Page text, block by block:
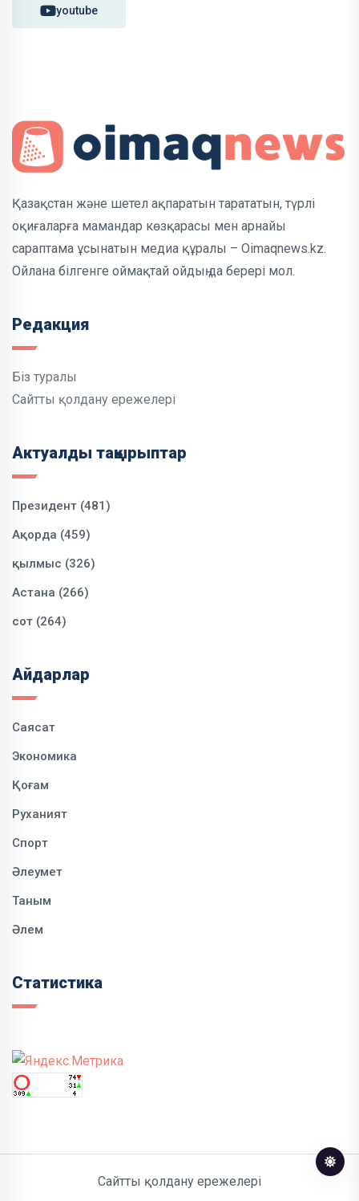
youtube
Қазақстан және шетел ақпаратын тарататын, түрлі
оқиғаларға мамандар көзқарасы мен арнайы
сараптама ұсынатын медиа құралы – Oimaqnews.kz.
Ойлана білгенге оймақтай ойдың да берері мол.
Редакция
Біз туралы
Сайтты қолдану ережелері
Актуалды тақырыптар
Президент (481)
Ақорда (459)
қылмыс (326)
Астана (266)
сот (264)
Айдарлар
Саясат
Экономика
Қоғам
Руханият
Спорт
Әлеумет
Таным
Әлем
Статистика
Сайтты қолдану ережелері